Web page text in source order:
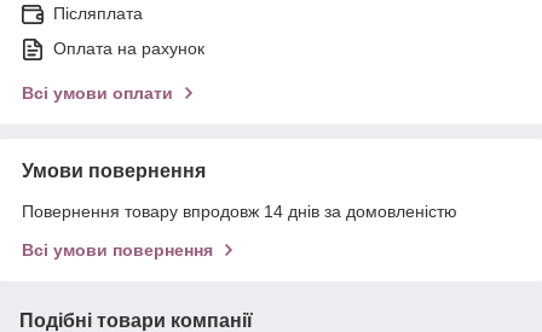
Післяплата
Оплата на рахунок
Всі умови оплати
Умови повернення
Повернення товару впродовж 14 днів за домовленістю
Всі умови повернення
Подібні товари компанії